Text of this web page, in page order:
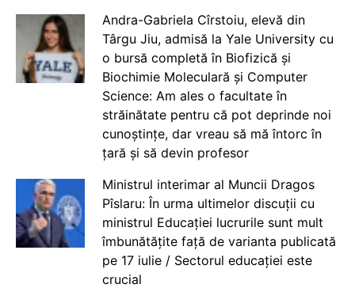
Andra-Gabriela Cîrstoiu, elevă din
Târgu Jiu, admisă la Yale University cu
o bursă completă în Biofizică și
Biochimie Moleculară și Computer
Science: Am ales o facultate în
străinătate pentru că pot deprinde noi
cunoștințe, dar vreau să mă întorc în
țară și să devin profesor
Ministrul interimar al Muncii Dragos
Pîslaru: În urma ultimelor discuții cu
ministrul Educației lucrurile sunt mult
îmbunătățite față de varianta publicată
pe 17 iulie / Sectorul educației este
crucial